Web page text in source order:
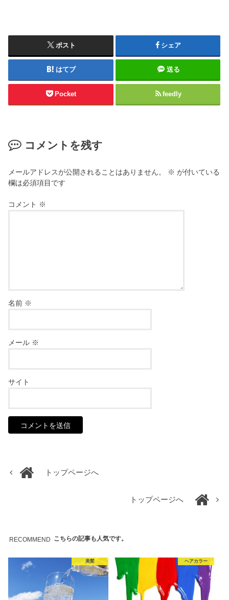
ポスト シェア
はてブ 送る
Pocket feedly
コメントを残す
メールアドレスが公開されることはありません。 ※ が付いている
欄は必須項目です
コメント ※
名前 ※
メール ※
サイト
トップページへ
トップページへ
RECOMMEND こちらの記事も人気です。
美髪 ヘアカラー